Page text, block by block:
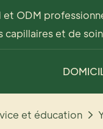
et ODM
capillaires et de
et éducation